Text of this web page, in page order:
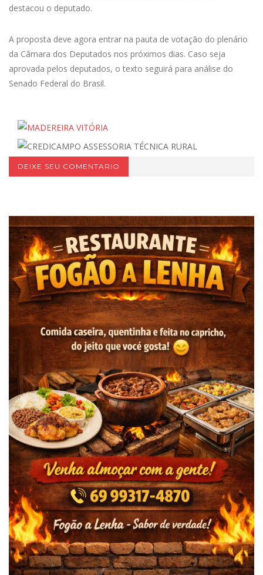
destacou o deputado.
A proposta deve agora entrar na pauta de votação do plenário
da Câmara dos Deputados nos próximos dias. Caso seja
aprovada pelos deputados, o texto seguirá para análise do
Senado Federal do Brasil.
DEIXE SEU COMENTARIO